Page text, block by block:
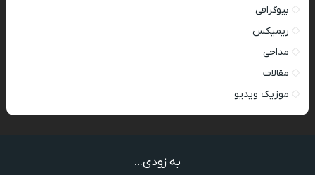
بیوگرافی
ریمیکس
مداحی
مقالات
موزیک ویدیو
به زودی...